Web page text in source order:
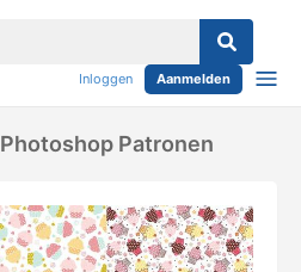
Inloggen Aanmelden
Patronen